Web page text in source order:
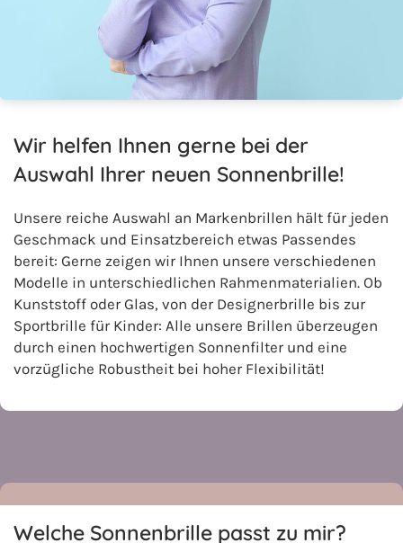
Wir helfen Ihnen gerne bei der
Auswahl Ihrer neuen Sonnenbrille!
Unsere reiche Auswahl an Markenbrillen hält für jeden
Geschmack und Einsatzbereich etwas Passendes
bereit: Gerne zeigen wir Ihnen unsere verschiedenen
Modelle in unterschiedlichen Rahmenmaterialien. Ob
Kunststoff oder Glas, von der Designerbrille bis zur
Sportbrille für Kinder: Alle unsere Brillen überzeugen
durch einen hochwertigen Sonnenfilter und eine
vorzügliche Robustheit bei hoher Flexibilität!
Welche Sonnenbrille passt zu mir?